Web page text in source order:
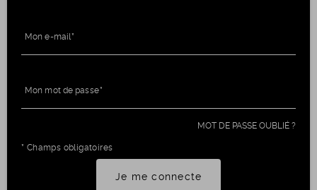
* Champs obligatoires
Mon e-mail
Mon mot de passe
MOT DE PASSE OUBLIÉ ?
Je me connecte